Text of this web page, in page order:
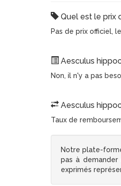
Quel est le prix
Pas de prix officiel,
Aesculus
Non, il n'y a pas
Aesculus
Taux de
Notre plate-
pas à
exprimés